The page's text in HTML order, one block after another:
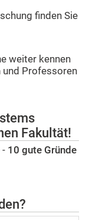
finden Sie
weiter kennen
und Professoren
Fakultät!
- 10 gute Gründe